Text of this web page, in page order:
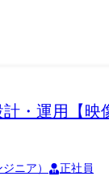
・運用【映
ニア） 正社員